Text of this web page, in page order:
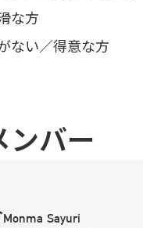
な方
ない／得意な方
バー
Monma Sayuri